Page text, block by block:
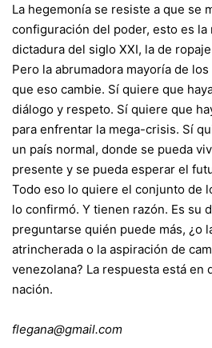
La hegemonía se resiste a que se
configuración del poder, esto es
dictadura del siglo XXI, la de
Pero la abrumadora mayoría de
que eso cambie. Sí quiere que
diálogo y respeto. Sí quiere que
para enfrentar la mega-crisis. Sí
un país normal, donde se pueda
presente y se pueda esperar el
Todo eso lo quiere el conjunto de
lo confirmó. Y tienen razón. Es su
preguntarse quién puede más, ¿o
atrincherada o la aspiración de
venezolana? La respuesta está en
nación.
flegana@gmail.com